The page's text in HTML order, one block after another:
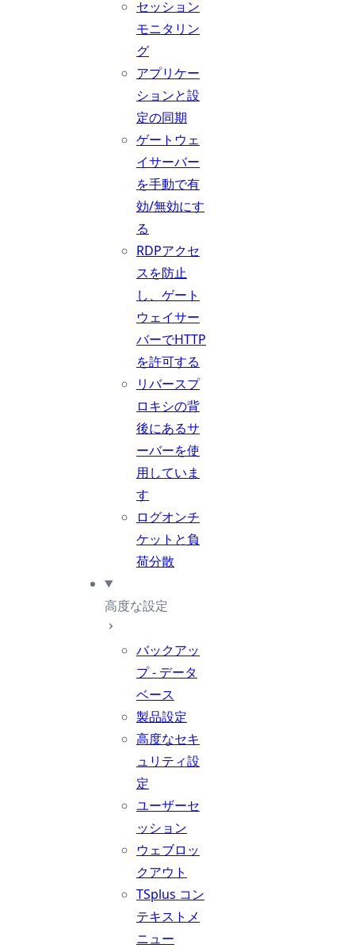
セッション
モニタリン
グ
アプリケー
ションと設
定の同期
ゲートウェ
イサーバー
を手動で有
効/無効にす
る
RDPアクセ
スを防止
し、ゲート
ウェイサー
バーでHTTP
を許可する
リバースプ
ロキシの背
後にあるサ
ーバーを使
用していま
す
ログオンチ
ケットと負
荷分散
高度な設定
バックアッ
プ - データ
ベース
製品設定
高度なセキ
ュリティ設
定
ユーザーセ
ッション
ウェブロッ
クアウト
TSplus コン
テキストメ
ニュー